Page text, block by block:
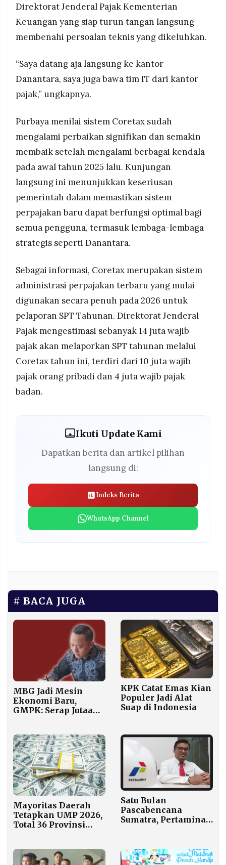
Direktorat Jenderal Pajak Kementerian
Keuangan yang siap turun tangan langsung
membenahi persoalan teknis yang dikeluhkan.
“Saya datang aja langsung ke kantor
Danantara, saya juga bawa tim IT dari kantor
pajak,” ungkapnya.
Purbaya menilai sistem Coretax sudah
mengalami perbaikan signifikan dan semakin
membaik setelah mengalami berbagai kendala
pada awal tahun 2025 lalu. Kunjungan
langsung ini menunjukkan keseriusan
pemerintah dalam memastikan sistem
perpajakan baru dapat berfungsi optimal bagi
semua pengguna, termasuk lembaga-lembaga
strategis seperti Danantara.
Sebagai informasi, Coretax merupakan sistem
administrasi perpajakan terbaru yang mulai
digunakan secara penuh pada 2026 untuk
pelaporan SPT Tahunan. Direktorat Jenderal
Pajak mengestimasi sebanyak 14 juta wajib
pajak akan melaporkan SPT tahunan melalui
Coretax tahun ini, terdiri dari 10 juta wajib
pajak orang pribadi dan 4 juta wajib pajak
badan.
Ikuti Update Kami
Dapatkan berita dan artikel pilihan
langsung di:
Indeks Berita
WhatsApp Channel
BACA JUGA
MBG Jadi Mesin
Ekonomi Baru,
GMPK: Serap Jutaan
Lokal
KPK Catat Emas Kian
Populer Jadi Alat
Suap di Indonesia
Mayoritas Daerah
Tetapkan UMP 2026,
Total 36 Provinsi
Satu Bulan
Pascabencana
Sumatra, Pertamina
Wilayah Terisolasi